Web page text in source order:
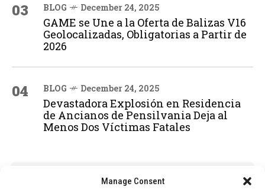
Manage Consent
03 BLOG December 24, 2025
GAME se Une a la Oferta de Balizas V16
Geolocalizadas, Obligatorias a Partir de
2026
04 BLOG December 24, 2025
Devastadora Explosión en Residencia
de Ancianos de Pensilvania Deja al
Menos Dos Víctimas Fatales